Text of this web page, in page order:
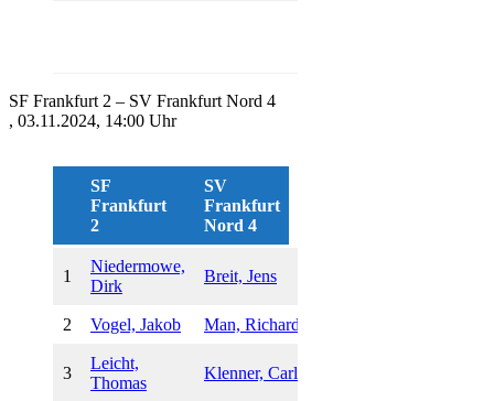
SF Frankfurt 2 – SV Frankfurt Nord 4
, 03.11.2024, 14:00 Uhr
SF
Frankfurt
2
SV
Frankfurt
Nord 4
1
Niedermowe,
Dirk
Breit, Jens
2 Vogel, Jakob Man, Richard
3
Leicht,
Thomas
Klenner, Carl